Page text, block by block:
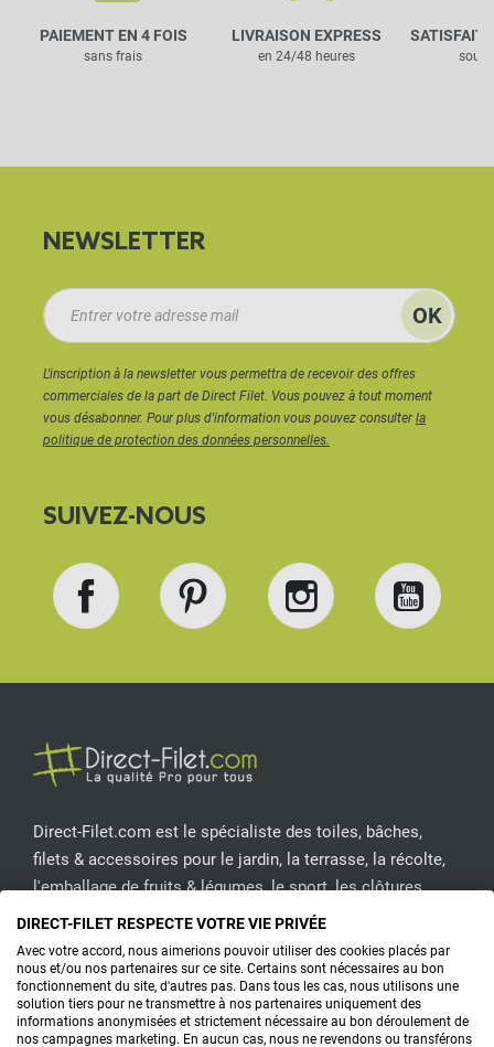
PAIEMENT EN 4 FOIS
sans frais
LIVRAISON EXPRESS
en 24/48 heures
SATISFAIT
sous
NEWSLETTER
L'inscription à la newsletter vous permettra de recevoir des offres
commerciales de la part de Direct Filet. Vous pouvez à tout moment
vous désabonner. Pour plus d'information vous pouvez consulterla
politique de protection des données personnelles.
SUIVEZ-NOUS
Direct-Filet.com est le spécialiste des toiles, bâches,
filets & accessoires pour le jardin, la terrasse, la récolte,
l'emballage de fruits & légumes, le sport, les clôtures...
CONTACTEZ-NOUS
PRODUITS
DIRECT-FILET RESPECTE VOTRE VIE PRIVÉE
Avec votre accord, nous aimerions pouvoir utiliser des cookies placés par
nous et/ou nos partenaires sur ce site. Certains sont nécessaires au bon
fonctionnement du site, d'autres pas. Dans tous les cas, nous utilisons une
solution tiers pour ne transmettre à nos partenaires uniquement des
informations anonymisées et strictement nécessaire au bon déroulement de
nos campagnes marketing. En aucun cas, nous ne revendons ou transférons